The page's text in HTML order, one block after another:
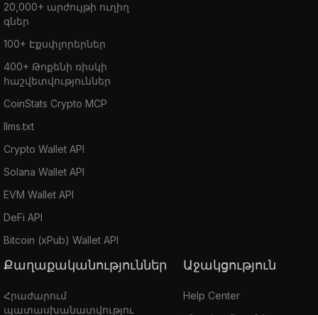
20,000+ արժույթի ուղիղ
գներ
100+ Էքսփլորերներ
400+ Թոքենի ռիսկի
հաշվետվություններ
CoinStats Crypto MCP
llms.txt
Crypto Wallet API
Solana Wallet API
EVM Wallet API
DeFi API
Bitcoin (xPub) Wallet API
Քաղաքականություններ
Հրաժարում
պատասխանատվությու
Աջակցություն
Help Center